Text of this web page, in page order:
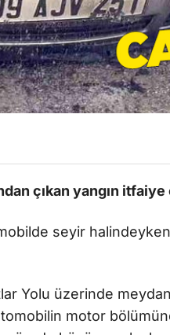
çıkan yangın
seyir
Yolu üzerinde
motor